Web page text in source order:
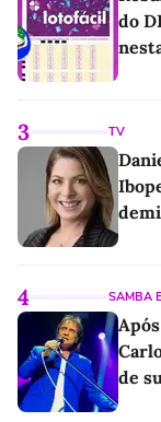
do
3 TV
4 SAMBA
de